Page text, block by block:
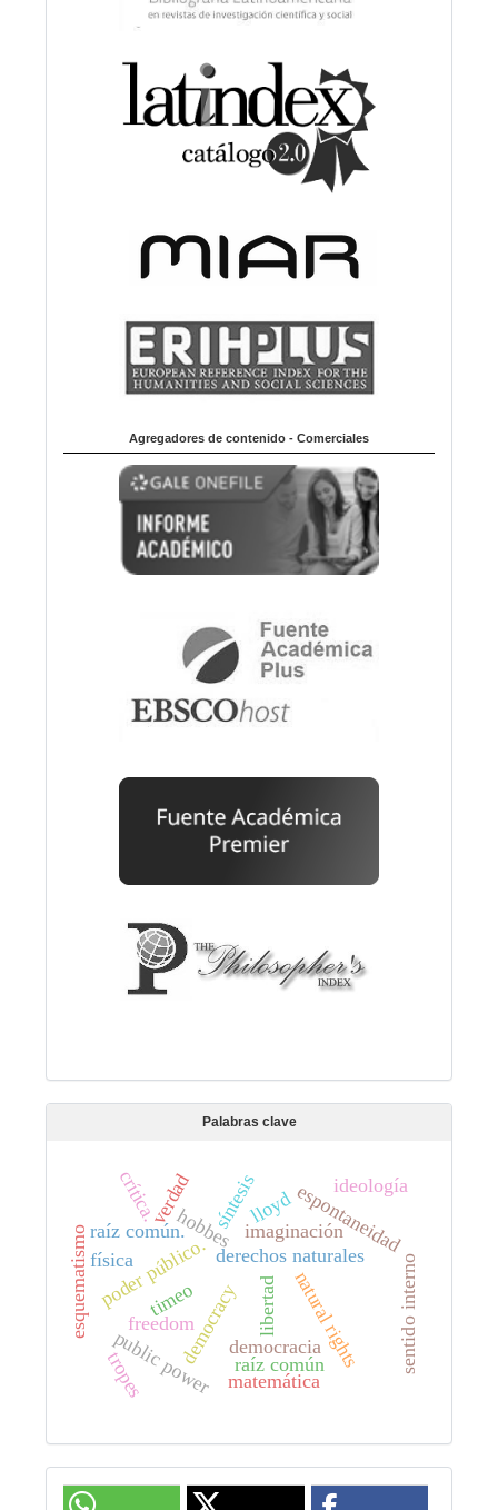
Agregadores de contenido - Comerciales
Palabras clave
democracydemocracia
freedom
derechos naturales
hobbes
libertad natural rights
poder público.
public power
imaginación
raíz común. espontaneidad
síntesis
sentido interno
esquematismo
raíz común
lloyd
timeo
matemática
física
tropes
verdad
crítica. ideología